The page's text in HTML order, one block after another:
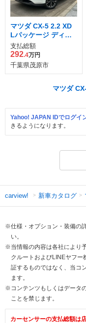
マツダ CX-5 2.2 XD
Lパッケージ ディー
ゼルターボ
支払総額
292.4万円
千葉県茂原市
マツダ
Yahoo! JAPAN IDでログイ
きるようになります。
carview! 新車カタログ
※仕様・オプション・装備の
い。
※当情報の内容は各社により
クルートおよびLINEヤフー
証するものではなく、当コ
ます。
※コンテンツもしくはデータ
ことを禁じます。
カーセンサーの支払総額は